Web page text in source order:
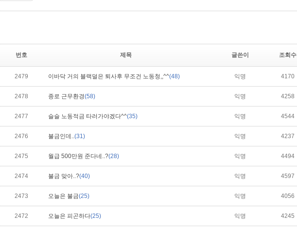
번호 제목 글쓴이 조회수
2479 이바닥 거의 블랙덜은 퇴사후 무조건 노동청,,^^(48) 익명 4170
2478 종로 근무환경(58) 익명 4258
2477 슬슬 노동적금 타러가야겠다^^(35) 익명 4544
2476 불금인데..(31) 익명 4237
2475 월급 500만원 준다네..?(28) 익명 4494
2474 불금 맞아..?(40) 익명 4597
2473 오늘은 불금(25) 익명 4056
2472 오늘은 피곤하다(25) 익명 4245